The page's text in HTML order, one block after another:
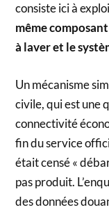
consiste ici à
même
à laver et le
Un mécanisme
civile, qui est une
connectivité
fin du service
était censé «
pas produit.
des données